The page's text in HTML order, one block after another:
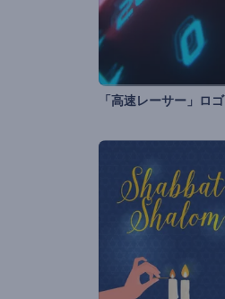
「高速レーサー」ロゴ